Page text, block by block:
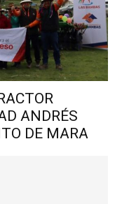
ANDRÉS
DE MARA